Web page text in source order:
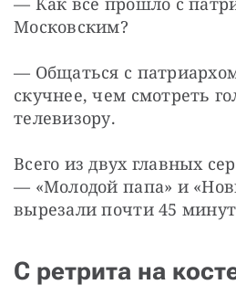
Московским?
— Общаться с
скучнее, чем смотреть
телевизору.
Всего из двух главных
— «Молодой папа» и
вырезали почти 45
С ретрита на